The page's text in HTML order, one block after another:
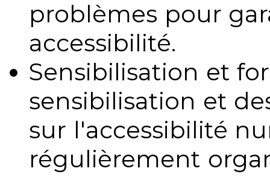
problèmes pour
accessibilité.
Sensibilisation et
sensibilisation et
sur l'accessibilité
régulièrement